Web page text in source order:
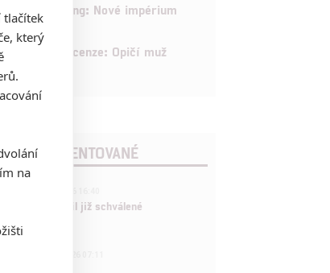
Kong: Nové impérium
Recenze: Opičí muž
KOMENTOVANÉ
nečekaně zrušil již schválené
tlačítek
který
na